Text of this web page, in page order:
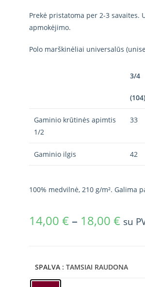
Prekė pristatoma per 2-3 savaites.
apmokėjimo.
Polo marškinėliai universalūs
3/4
(104)
Gaminio krūtinės apimtis
1/2
33
Gaminio ilgis 42
100% medvilnė, 210 g/m². Galima
14,00 € – 18,00 € su
SPALVA : TAMSIAI RAUDONA